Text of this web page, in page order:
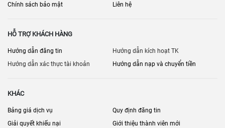
Chính sách bảo mật
Liên hệ
HỖ TRỢ KHÁCH HÀNG
Hướng dẫn đăng tin
Hướng dẫn kích hoạt TK
Hướng dẫn xác thực tài khoản
Hướng dẫn nạp và chuyển tiền
KHÁC
Bảng giá dịch vụ
Quy định đăng tin
Giải quyết khiếu nại
Giới thiệu thành viên mới